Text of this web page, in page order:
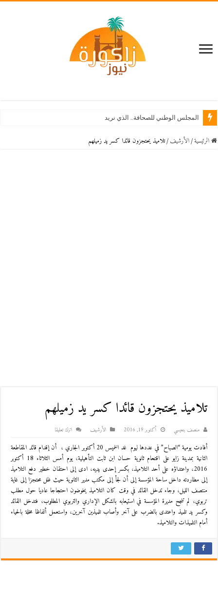
المجلس الوطني للصحافة.. الذي نريد
الرئيسية / اﻷرشيف /تلاميذ يحتجزون قائدا كسر يد زميلهم
تلاميذ يحتجزون قائدا كسر يد زميلهم
منصف بنعيسي أكتوبر 19, 2016 اﻷرشيف اترك تعليقا
أفادت يومية “الصباح” في عددها ليوم غد الخميس 20 أكتوبر الجاري ، أن إقدام قائد المقاطعة
الثانية بمدينة زايو على اقتحام ثانوية حسان ابن ثابت التأهيلية، يوم أمس الثلاثاء 18 أكتوبر
2016، واعتداؤه على أحد التلاميذ، بكسر إحدى يديه، ادى إلى احتقان خطير دفع التلاميذ
إلى مطاردته داخل ساحة المؤسسة إلى أن لجأ إلى مكتب مدير الثانوية حيث ظل محتجزا إلى غاية
منتصف الليل، وجاء تدخل القائد في وقت كان التلاميذ يخوضون احتجاجا عاديا حول مطلب
تربوي، لم تنجح مديرة المؤسسة في استيعابه بالشكل الإداري والتربوي المطلوب، فتدخل القائد
وكسر يد تلميذ واعتدى بالضرب على آخر وأصاب تلميذين آخرين، واستعمل ألفاظا مخلة بالحياء
أمام التلميذات والتلاميذ.